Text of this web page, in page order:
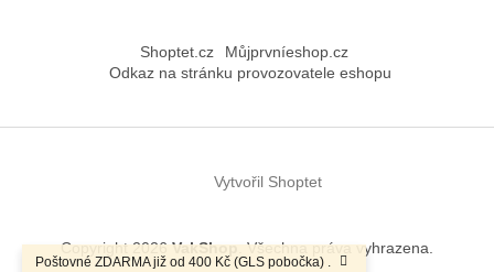
Poštovné ZDARMA již od 400 Kč (GLS pobočka) .
Shoptet.cz
Můjprvníeshop.cz
Odkaz na stránku provozovatele eshopu
Vytvořil Shoptet
Copyright 2026VakShop. Všechna práva vyhrazena.